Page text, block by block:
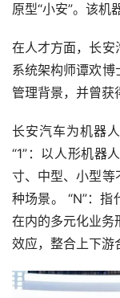
原型“小安”。该机
在人才方面，长安
系统架构师谭欢
管理背景，并曾获
长安汽车为机器
“1”：以人形机器
寸、中型、小型等
种场景。 “N”：
在内的多元化业务
效应，整合上下游